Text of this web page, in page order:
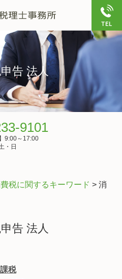
申告 法人
9101
9:00～17:00
・日
税に関するキーワード > 消
告 法人
税